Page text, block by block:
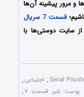
و مرور پیشینه‌ آن‌ها
قسمت 7 سریال
از سایت دوستی‌ها با
Serial
, اجتماعی ,
پوست شیر قسمت ۷
,